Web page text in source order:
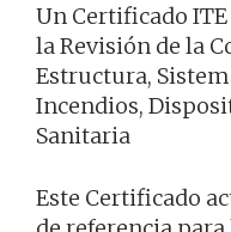
Un Certificado
la Revisión de la
Estructura,
Incendios,
Sanitaria
Este Certificado